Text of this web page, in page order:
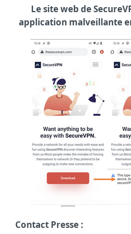
Le site web de
application malveillante
Contact Presse :